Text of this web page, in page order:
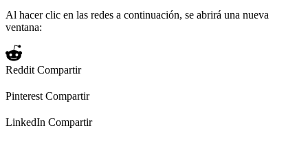
Al hacer clic en las redes a continuación, se abrirá una nueva
ventana:
Reddit Compartir
Pinterest Compartir
LinkedIn Compartir